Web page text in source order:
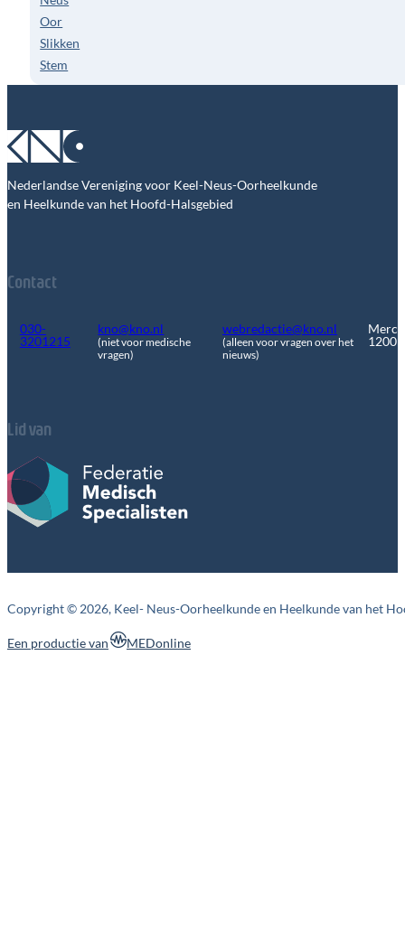
Oor
Slikken
Stem
Nederlandse Vereniging voor Keel-Neus-Oorheelkunde
en Heelkunde van het Hoofd-Halsgebied
Contact
030-
3201215
kno@kno.nl
(niet voor medische
vragen)
webredactie@kno.nl
(alleen voor vragen over het
nieuws)
1200
Lid van
Copyright © 2026, Keel- Neus-Oorheelkunde en Heelkunde van het
MEDonline